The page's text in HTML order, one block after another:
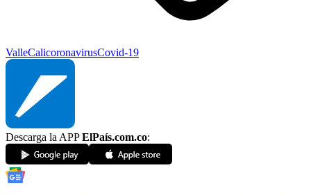
ValleCalicoronavirusCovid-19
Descarga la APPElPaís.com.co: